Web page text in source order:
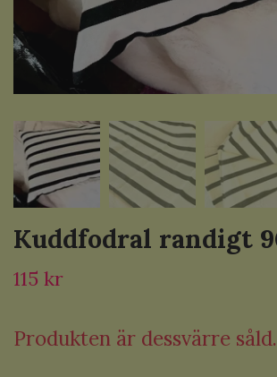
Kuddfodral randigt
115 kr
Produkten är dessvärre